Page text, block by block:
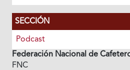
SECCIÓN
Podcast
Federación Nacional de
FNC